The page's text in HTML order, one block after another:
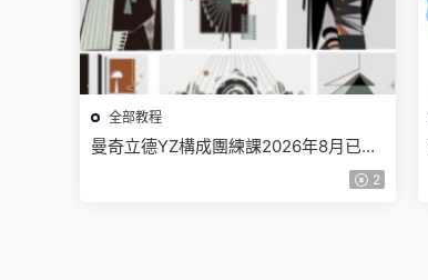
全部教程
曼奇立德YZ構成團練課2026年8月已結
2